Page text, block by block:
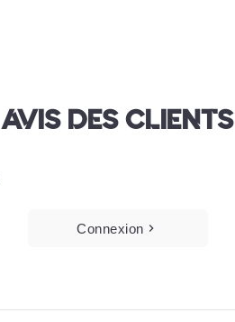
AVIS DES CLIENTS
Connexion